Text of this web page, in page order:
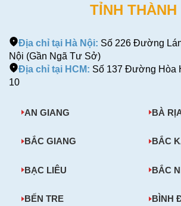
TỈNH THÀNH
Địa chỉ tại Hà Nội: Số 226 Đường
Nội (Gần Ngã Tư Sở)
Địa chỉ tại HCM: Số 137 Đường Hòa
10
AN GIANG BÀ
BẮC GIANG BẮC
BẠC LIÊU BẮC
BẾN TRE BÌNH